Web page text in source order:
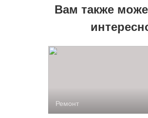
Вам также
Ремонт